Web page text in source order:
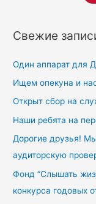
Свежие
Один аппарат для
Ищем опекуна и
Открыт сбор на
Наши ребята на
Дорогие друзья!
аудиторскую
Фонд “Слышать
конкурса годовых